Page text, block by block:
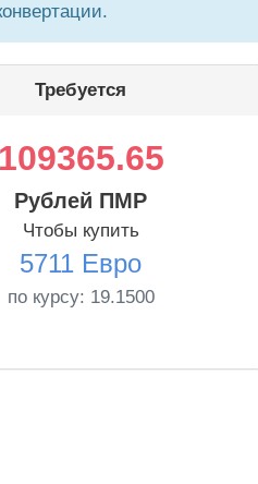
Требуется
109365.65
Рублей ПМР
Чтобы купить
5711 Евро
по курсу: 19.1500